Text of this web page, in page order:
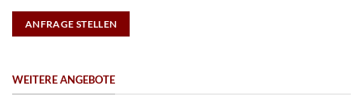
ANFRAGE STELLEN
WEITERE ANGEBOTE